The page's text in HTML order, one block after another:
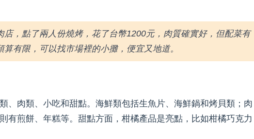
，點了兩人份燒烤，花了台幣1200元，肉質確實好，但配菜有
有限，可以找市場裡的小攤，便宜又地道。
、肉類、小吃和甜點。海鮮類包括生魚片、海鮮鍋和烤貝類；肉
有煎餅、年糕等。甜點方面，柑橘產品是亮點，比如柑橘巧克力